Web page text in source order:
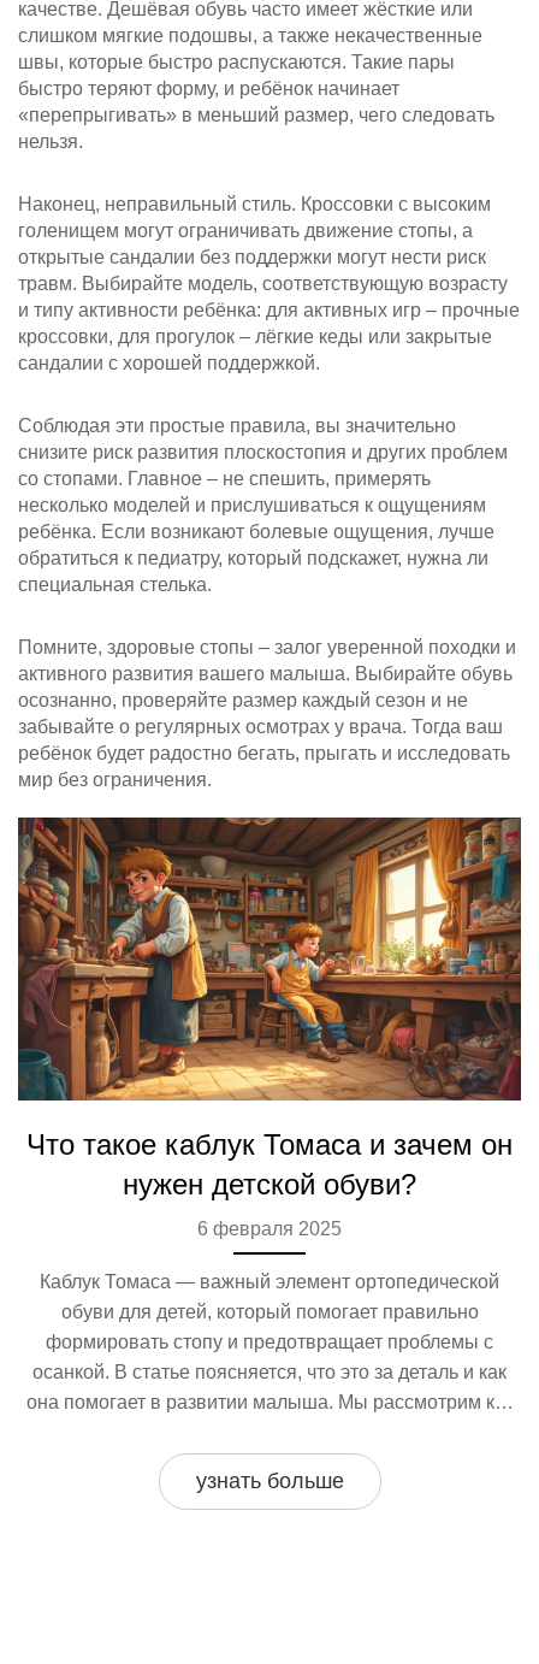
качестве. Дешёвая обувь часто имеет жёсткие или
слишком мягкие подошвы, а также некачественные
швы, которые быстро распускаются. Такие пары
быстро теряют форму, и ребёнок начинает
«перепрыгивать» в меньший размер, чего следовать
нельзя.
Наконец, неправильный стиль. Кроссовки с высоким
голенищем могут ограничивать движение стопы, а
открытые сандалии без поддержки могут нести риск
травм. Выбирайте модель, соответствующую возрасту
и типу активности ребёнка: для активных игр – прочные
кроссовки, для прогулок – лёгкие кеды или закрытые
сандалии с хорошей поддержкой.
Соблюдая эти простые правила, вы значительно
снизите риск развития плоскостопия и других проблем
со стопами. Главное – не спешить, примерять
несколько моделей и прислушиваться к ощущениям
ребёнка. Если возникают болевые ощущения, лучше
обратиться к педиатру, который подскажет, нужна ли
специальная стелька.
Помните, здоровые стопы – залог уверенной походки и
активного развития вашего малыша. Выбирайте обувь
осознанно, проверяйте размер каждый сезон и не
забывайте о регулярных осмотрах у врача. Тогда ваш
ребёнок будет радостно бегать, прыгать и исследовать
мир без ограничения.
Что такое каблук Томаса и зачем он
нужен детской обуви?
6 февраля 2025
Каблук Томаса — важный элемент ортопедической
обуви для детей, который помогает правильно
формировать стопу и предотвращает проблемы с
осанкой. В статье поясняется, что это за деталь и как
она помогает в развитии малыша. Мы рассмотрим как
обуви с таким каблуком лучше всего подходят. Также
мы предложим полезные советы по выбору обуви для
узнать больше